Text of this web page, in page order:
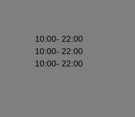
10:00- 22:00
10:00- 22:00
10:00- 22:00